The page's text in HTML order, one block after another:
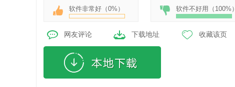
软件非常好（0% ） 软件不好用（ 100% ）
网友评论 下载地址 收藏该页